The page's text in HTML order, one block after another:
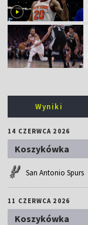
Wyniki
14 CZERWCA 2026
Koszykówka
San Antonio Spurs
11 CZERWCA 2026
Koszykówka